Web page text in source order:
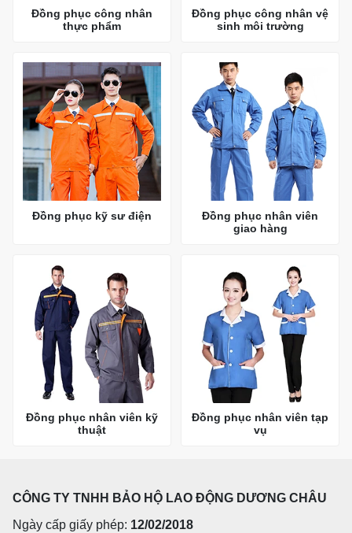
Đồng phục công nhân
thực phẩm
Đồng phục công nhân vệ
sinh môi trường
Đồng phục kỹ sư điện
Đồng phục nhân viên
giao hàng
Đồng phục nhân viên kỹ
thuật
Đồng phục nhân viên tạp
vụ
CÔNG TY TNHH BẢO HỘ LAO ĐỘNG DƯƠNG CHÂU
Ngày cấp giấy phép: 12/02/2018